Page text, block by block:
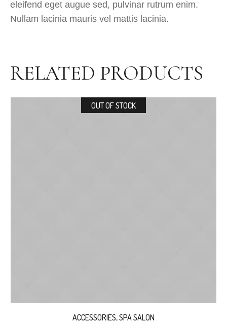
eleifend eget augue sed, pulvinar rutrum enim.
Nullam lacinia mauris vel mattis lacinia.
RELATED PRODUCTS
OUT OF STOCK
ACCESSORIES,SPA SALON